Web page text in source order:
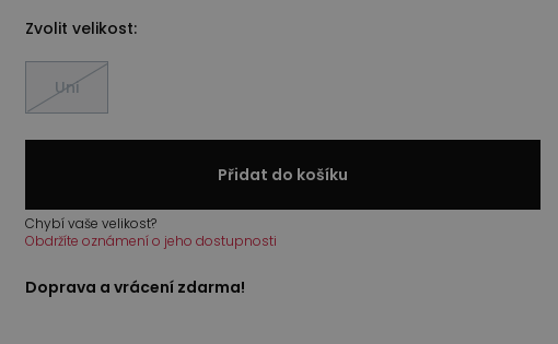
Zvolit velikost:
Uni
Přidat do košíku
Chybí vaše velikost?
Obdržíte oznámení o jeho dostupnosti
Doprava a vrácení zdarma!